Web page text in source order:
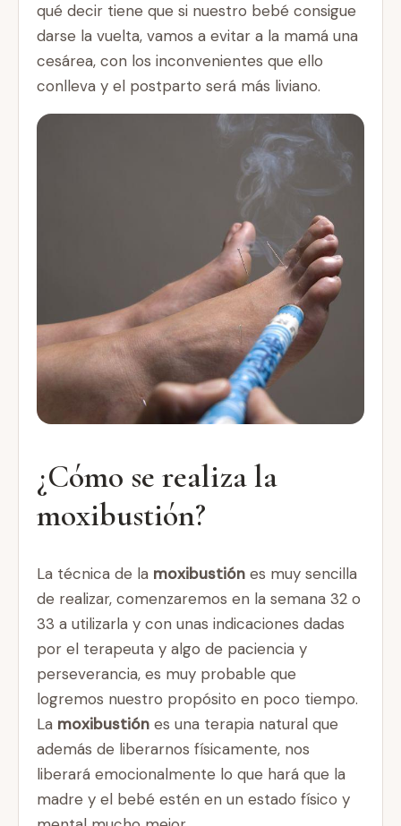
qué decir tiene que si nuestro bebé consigue
darse la vuelta, vamos a evitar a la mamá una
cesárea, con los inconvenientes que ello
conlleva y el postparto será más liviano.
¿Cómo se realiza la
moxibustión?
La técnica de la moxibustión es muy sencilla
de realizar, comenzaremos en la semana 32 o
33 a utilizarla y con unas indicaciones dadas
por el terapeuta y algo de paciencia y
perseverancia, es muy probable que
logremos nuestro propósito en poco tiempo.
La moxibustión es una terapia natural que
además de liberarnos físicamente, nos
liberará emocionalmente lo que hará que la
madre y el bebé estén en un estado físico y